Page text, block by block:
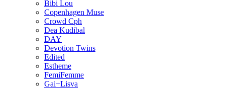
Bibi Lou
Copenhagen Muse
Crowd Cph
Dea Kudibal
DAY
Devotion Twins
Edited
Estheme
FemiFemme
Gai+Lisva